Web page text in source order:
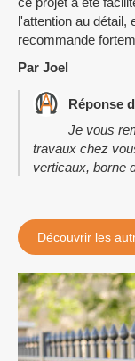
l'attention au
recommande
Par Joel
Réponse
Je vous
travaux chez
verticaux, borne
Découvrir les